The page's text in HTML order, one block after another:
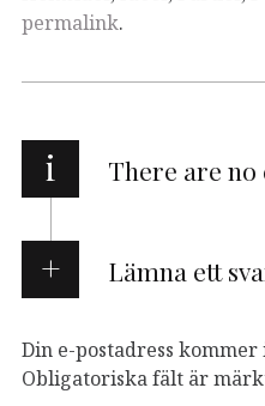
permalink.
i There are no
Lämna ett
Din e-postadress
Obligatoriska fält är